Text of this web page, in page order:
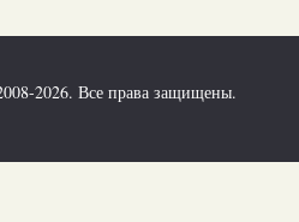
2026. Все права защищены.